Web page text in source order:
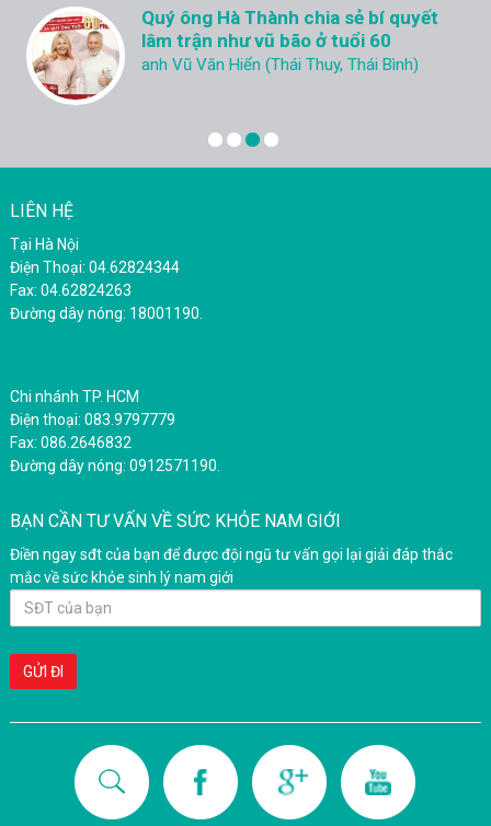
Ân hận vì không biết chồng yếu, lại cứ
nghĩ ngoại tình
Chị N.N.K (Cẩm Phả - Quảng Ninh)
LIÊN HỆ
Tại Hà Nội
Điện Thoại: 04.62824344
Fax: 04.62824263
Đường dây nóng: 18001190.
Chi nhánh TP. HCM
Điện thoại: 083.9797779
Fax: 086.2646832
Đường dây nóng: 0912571190.
BẠN CẦN TƯ VẤN VỀ SỨC KHỎE NAM GIỚI
Điền ngay sđt của bạn để được đội ngũ tư vấn gọi lại giải đáp thắc
mắc về sức khỏe sinh lý nam giới